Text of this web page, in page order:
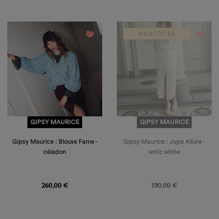
liste
Annuler
Annuler
favorite_border
GIPSY MAURICE
Gipsy Maurice : Blouse Fame -
céladon
260,00 €
BIENTÔT DE
RETOUR
GIPSY MAURICE
Gipsy Maurice : Jupe Allure -
antic white
190,00 €